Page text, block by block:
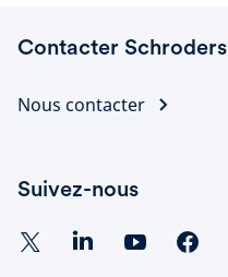
Contacter Schroders
Nous contacter
Suivez-nous